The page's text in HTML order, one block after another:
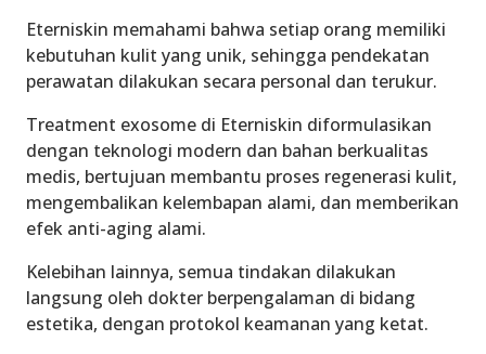
Eterniskin memahami bahwa setiap orang memiliki
kebutuhan kulit yang unik, sehingga pendekatan
perawatan dilakukan secara personal dan terukur.
Treatment exosome di Eterniskin diformulasikan
dengan teknologi modern dan bahan berkualitas
medis, bertujuan membantu proses regenerasi kulit,
mengembalikan kelembapan alami, dan memberikan
efek anti-aging alami.
Kelebihan lainnya, semua tindakan dilakukan
langsung oleh dokter berpengalaman di bidang
estetika, dengan protokol keamanan yang ketat.